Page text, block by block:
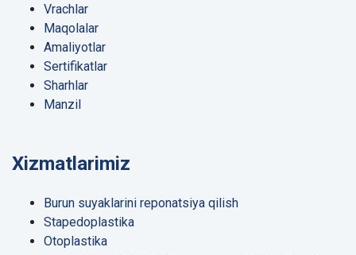
Vrachlar
Maqolalar
Amaliyotlar
Sertifikatlar
Sharhlar
Manzil
Xizmatlarimiz
Burun suyaklarini reponatsiya qilish
Stapedoplastika
Otoplastika